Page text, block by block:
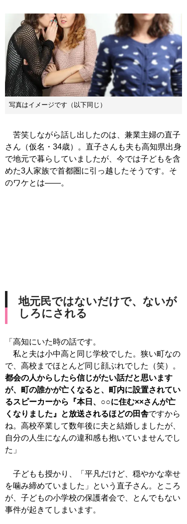
写真はイメージです（以下同じ）
苦笑しながら話し出したのは、兼業主婦の直子
さん（仮名・34歳）。直子さんも夫も高知県出身
で地元で暮らしていましたが、今では子どもを含
めた3人家族で首都圏に引っ越したそうです。そ
のワケとは――。
地元民ではないだけで、ないが
しろにされる
「高知にいた時の話です。
私と夫は小中高と同じ学校でした。狭い町なの
で、高校までほとんど同じ顔ぶれでした（笑）。
都会の人からしたら信じがたい話だと思います
が、町の誰かが亡くなると、町内に設置されてい
るスピーカーから『本日、○○に住む××さんが亡
くなりました』と放送されるほどの田舎ですから
ね。高校卒業して数年後に夫と結婚しましたが、
自分の人生になんの違和感も抱いていませんでし
た」
子どもも授かり、「平凡だけど、穏やかな幸せ
を噛み締めていました」という直子さん。ところ
が、子どもの小学校の保護者会で、とんでもない
事件が起きてしまいます。